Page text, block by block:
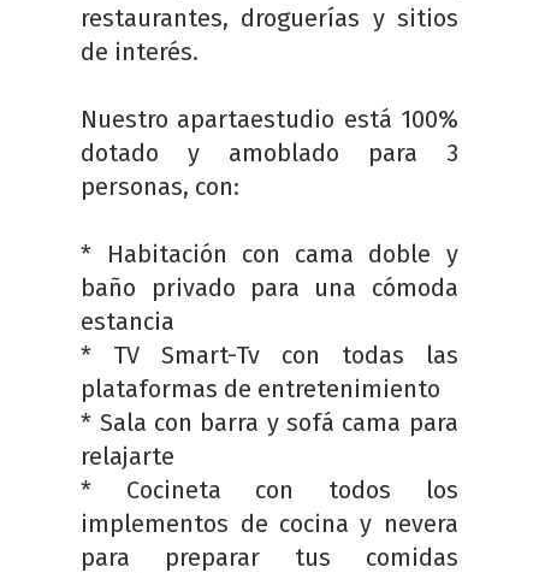
restaurantes, droguerías y sitios
de interés.
Nuestro apartaestudio está 100%
dotado y amoblado para 3
personas, con:
* Habitación con cama doble y
baño privado para una cómoda
estancia
* TV Smart-Tv con todas las
plataformas de entretenimiento
* Sala con barra y sofá cama para
relajarte
* Cocineta con todos los
implementos de cocina y nevera
para preparar tus comidas